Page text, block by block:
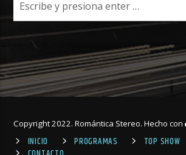
Copyright 2022. Romántica Stereo. Hecho con
INICIO PROGRAMAS TOP SHOW